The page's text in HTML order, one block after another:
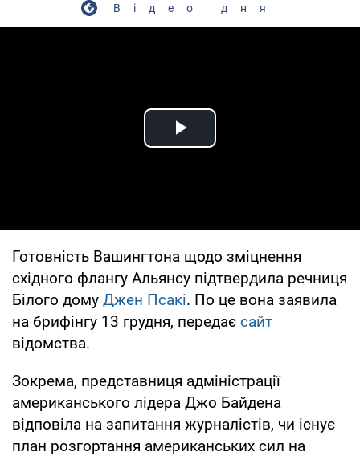
Відео дня
Play Video
Готовність Вашингтона щодо зміцнення
східного флангу Альянсу підтвердила речниця
Білого дому Джен Псакі. По це вона заявила
на брифінгу 13 грудня, передає сайт
відомства.
Зокрема, представниця адміністрації
американського лідера Джо Байдена
відповіла на запитання журналістів, чи існує
план розгортання американських сил на